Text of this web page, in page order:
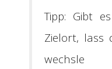
Tipp: Gibt
Zielort, lass